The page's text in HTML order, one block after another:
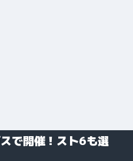
で開催！スト6も選